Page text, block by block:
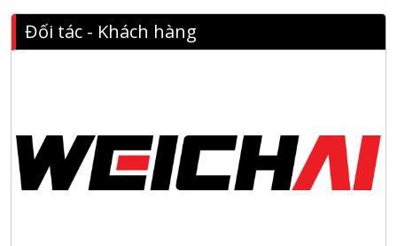
NANIBI khai trương văn phòng Ninh Bình & kỷ niệm 15 năm
Đối tác - Khách hàng